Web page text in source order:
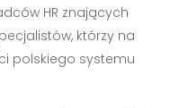
HR znających
którzy na
polskiego systemu